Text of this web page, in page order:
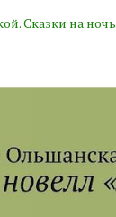
Сказки на ночь